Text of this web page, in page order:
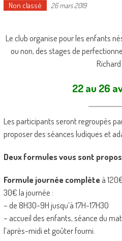
Non classé 26 mars 2019
Le club organise pour les enfants
ou non, des stages de
22 au 26
Les participants seront regroupés
proposer des séances ludiques et
Deux formules vous sont
Formule journée complèteà
30€ la journée :
– de 8H30-9H jusqu’à 17H-17H30
– accueil des enfants, séance du
l’après-midi et goûter fourni.